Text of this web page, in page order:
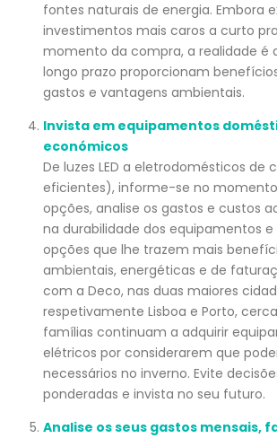
fontes naturais de energia. Embora
investimentos mais caros a curto
momento da compra, a realidade é
longo prazo proporcionam
gastos e vantagens ambientais.
Invista em equipamentos
económicos
De luzes LED a eletrodomésticos de
eficientes), informe-se no
opções, analise os gastos e custos
na durabilidade dos equipamentos
opções que lhe trazem mais
ambientais, energéticas e de
com a Deco, nas duas maiores
respetivamente Lisboa e Porto,
famílias continuam a adquirir
elétricos por considerarem que
necessários no inverno. Evite
ponderadas e invista no seu futuro.
Analise os seus gastos mensais,